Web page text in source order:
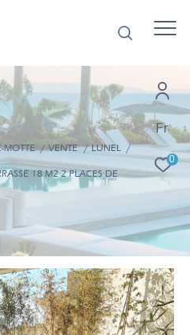
Fr
0
MOTTE VENTE
LUNEL
18 M2 2 PLACES DE